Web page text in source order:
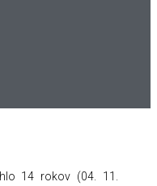
14 rokov (04. 11.